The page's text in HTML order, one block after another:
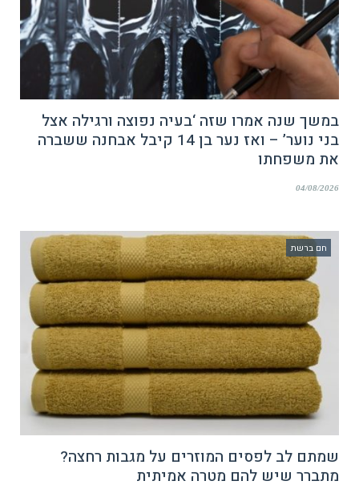
במשך שנה אמרו שזה ‘בעיה נפוצה ורגילה אצל
בני נוער’ – ואז נער בן 14 קיבל אבחנה ששברה
את משפחתו
04/08/2026
חם ברשת
שמתם לב לפסים המוזרים על מגבות רחצה?
מתברר שיש להם מטרה אמיתית